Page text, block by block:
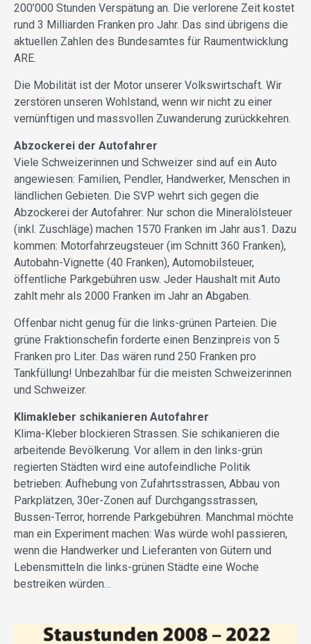
200’000 Stunden Verspätung an. Die verlo­rene Zeit kostet
rund 3 Milliarden Franken pro Jahr. Das sind übrigens die
aktuellen Zahlen des Bundesamtes für Raumentwicklung
ARE.
Die Mobilität ist der Motor unserer Volkswirtschaft. Wir
zerstören unseren Wohlstand, wenn wir nicht zu einer
vernünftigen und massvollen Zuwanderung zurückkehren.
Abzockerei der Autofahrer
Viele Schweizerinnen und Schweizer sind auf ein Auto
angewiesen: Familien, Pendler, Handwerker, Menschen in
ländlichen Gebieten. Die SVP wehrt sich gegen die
Abzockerei der Autofahrer: Nur schon die Mineralölsteuer
(inkl. Zuschläge) machen 1570 Franken im Jahr aus1. Dazu
kommen: Motorfahrzeugsteuer (im Schnitt 360 Franken),
Autobahn-Vignette (40 Franken), Automobilsteuer,
öffentliche Parkgebühren usw. Jeder Haushalt mit Auto
zahlt mehr als 2000 Franken im Jahr an Abgaben.
Offenbar nicht genug für die links-grünen Parteien. Die
grüne Fraktionschefin forderte einen Benzinpreis von 5
Franken pro Liter. Das wären rund 250 Franken pro
Tankfüllung! Unbezahlbar für die meisten Schweizerinnen
und Schweizer.
Klimakleber schikanieren Autofahrer
Klima-Kleber blockieren Strassen. Sie schikanieren die
arbeitende Bevölkerung. Vor allem in den links-grün
regierten Städten wird eine autofeindliche Politik
betrieben: Auf­hebung von Zufahrtsstrassen, Abbau von
Parkplätzen, 30er-Zonen auf Durchgangsstrassen,
Bussen-Terror, horrende Parkgebühren. Manchmal möchte
man ein Experiment machen: Was würde wohl passieren,
wenn die Handwerker und Lieferanten von Gütern und
Lebensmitteln die links-grünen Städte eine Woche
bestreiken würden…